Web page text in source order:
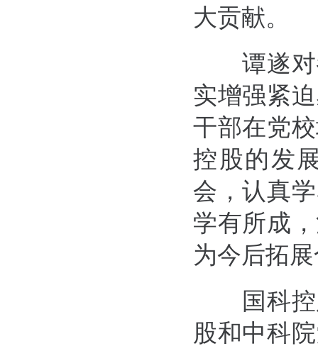
大贡献。
谭遂对
实增强紧
干部在党
控股的发
会，认真
学有所成
为今后拓
国科控
股和中科